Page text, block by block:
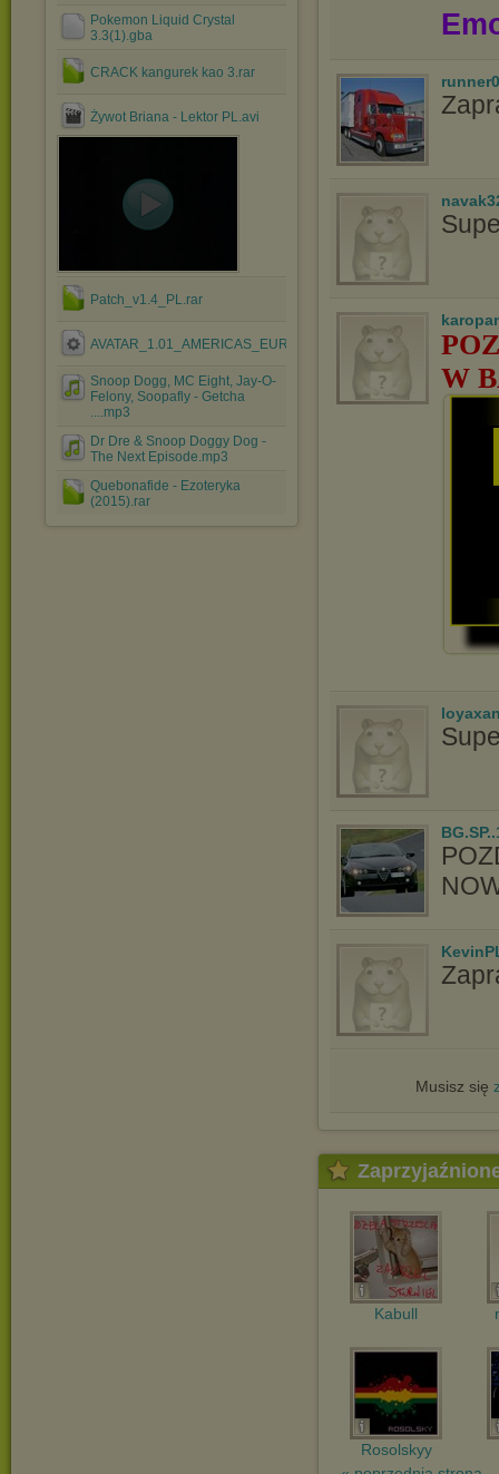
Pokemon Liquid Crystal
3.3(1).gba
CRACK kangurek kao 3.rar
Żywot Briana - Lektor PL.avi
Patch_v1.4_PL.rar
AVATAR_1.01_AMERICAS_EUROPE.EXE
Snoop Dogg, MC Eight, Jay-O-
Felony, Soopafly - Getcha
....mp3
Dr Dre & Snoop Doggy Dog -
The Next Episode.mp3
Quebonafide - Ezoteryka
(2015).rar
W
Musisz się
Kabull
Rosolskyy